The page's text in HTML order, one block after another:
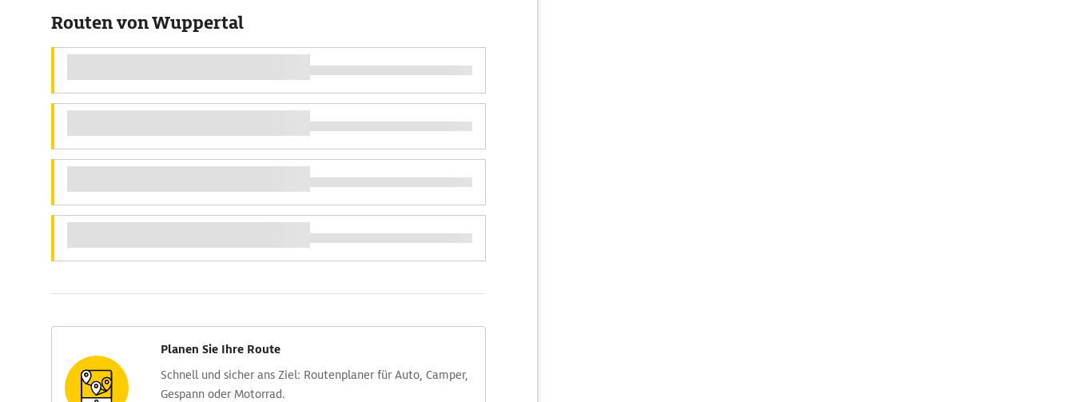
Routen von Wuppertal
Planen Sie Ihre Route
Schnell und sicher ans Ziel: Routen­planer für Auto, Camper,
Gespann oder Motorrad.